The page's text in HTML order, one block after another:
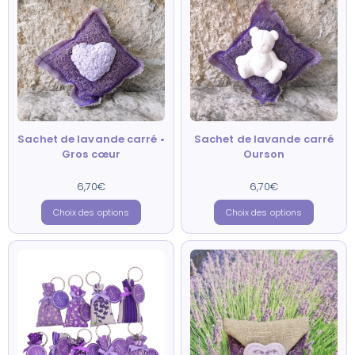
Sachet de lavande carré •
Gros cœur
Note
5.00
6,70€
Choix des options
Sachet de lavande carré
Ourson
Note
5.00
6,70€
Choix des options